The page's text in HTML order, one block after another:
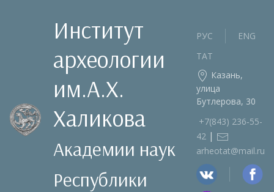
Институт
археологии
им.А.Х.
Халикова
Академии наук
Республики
РУС
ENG
ТАТ
Казань,
улица
Бутлерова, 30
+7(843) 236‑55-
42 |
arheotat@mail.ru